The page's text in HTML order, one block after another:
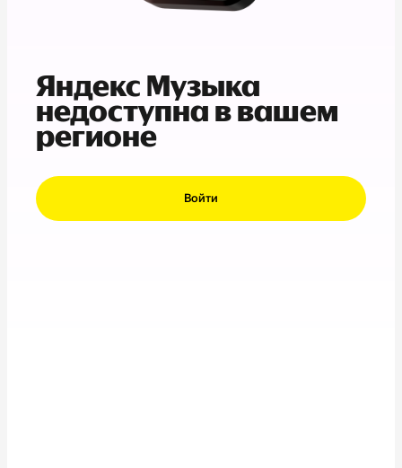
Яндекс Музыка
недоступна в вашем
регионе
Войти